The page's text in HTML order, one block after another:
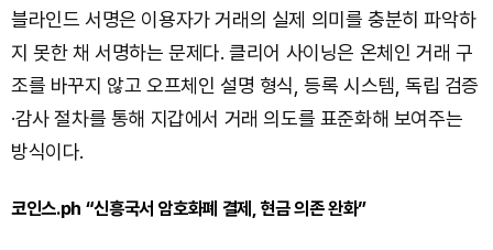
블라인드 서명은 이용자가 거래의 실제 의미를 충분히 파악하
지 못한 채 서명하는 문제다. 클리어 사이닝은 온체인 거래 구
조를 바꾸지 않고 오프체인 설명 형식, 등록 시스템, 독립 검증
·감사 절차를 통해 지갑에서 거래 의도를 표준화해 보여주는
방식이다.
코인스.ph “신흥국서 암호화폐 결제, 현금 의존 완화”